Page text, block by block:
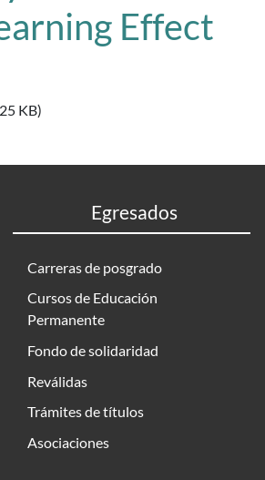
Effect
KB)
Egresados
Carreras de posgrado
Cursos de Educación
Permanente
Fondo de solidaridad
Reválidas
Trámites de títulos
Asociaciones